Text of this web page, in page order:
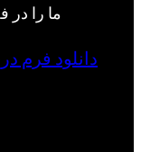
ما را در
دانلود فرم